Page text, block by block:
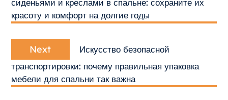
сиденьями и креслами в спальне: сохраните их
красоту и комфорт на долгие годы
Next
post:
Искусство безопасной
транспортировки: почему правильная упаковка
мебели для спальни так важна